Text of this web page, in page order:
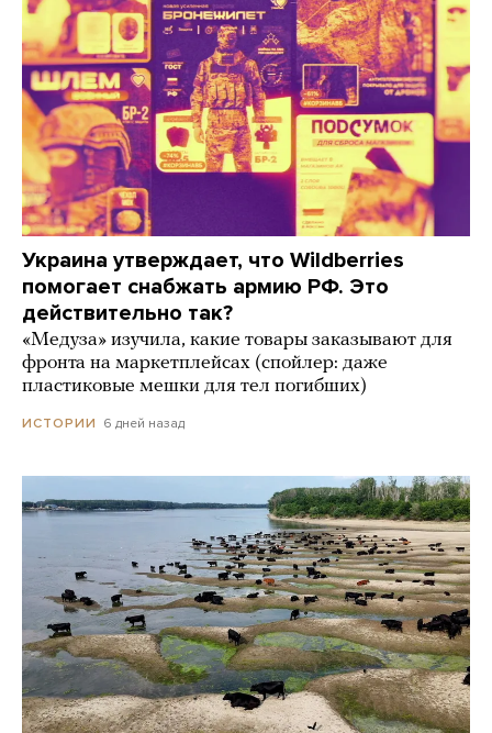
Украина утверждает, что Wildberries
помогает снабжать армию РФ. Это
действительно так?
«Медуза» изучила, какие товары заказывают для
фронта на маркетплейсах (спойлер: даже
пластиковые мешки для тел погибших)
ИСТОРИИ 6 дней назад